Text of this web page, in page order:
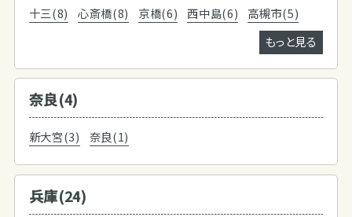
十三(8)
心斎橋(8) 京橋(6) 西中島(6)
高槻市(5)
もっと見る
奈良(4)
新大宮(3) 奈良(1)
兵庫(24)